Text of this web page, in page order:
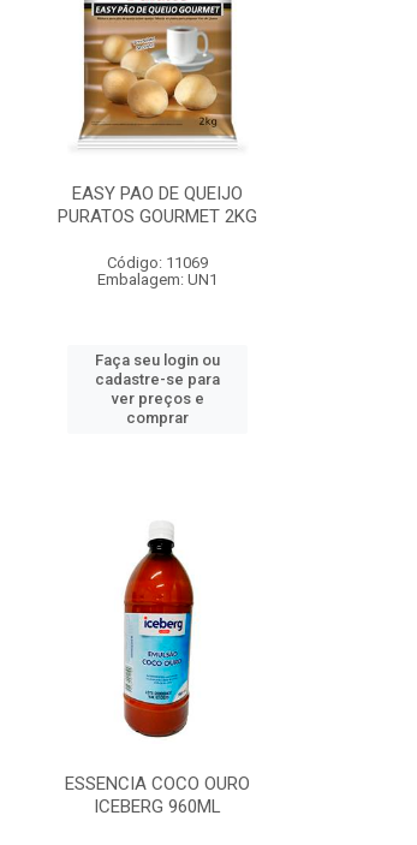
EASY PAO DE QUEIJO
PURATOS GOURMET 2KG
Código: 11069
Embalagem: UN1
Faça seu login ou
cadastre-se para
ver preços e
comprar
ESSENCIA COCO OURO
ICEBERG 960ML